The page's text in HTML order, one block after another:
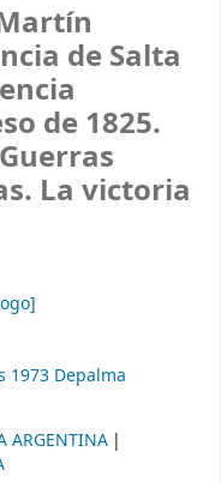
de Salta
de 1825.
La victoria
1973 Depalma
ARGENTINA